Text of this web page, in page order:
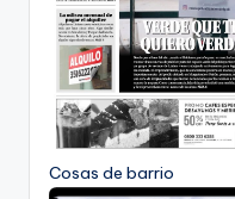
Cosas de barrio